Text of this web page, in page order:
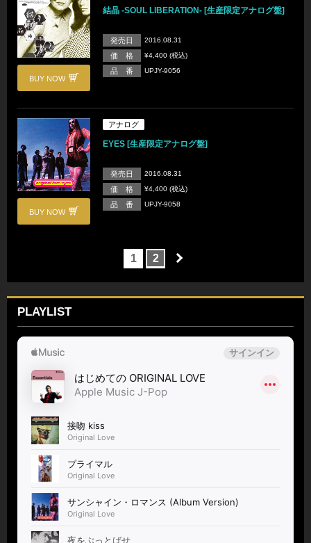
BUY NOW
結晶 -SOUL LIBERATION- [生産限定アナログ盤]
発売日 2016.08.31
価 格 ¥4,400 (税込)
品 番 UPJY-9056
BUY NOW
アナログ
EYES [生産限定アナログ盤]
発売日 2016.08.31
価 格 ¥4,400 (税込)
品 番 UPJY-9058
1 2
PLAYLIST